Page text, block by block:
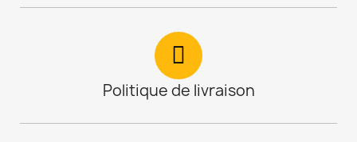
Politique de livraison